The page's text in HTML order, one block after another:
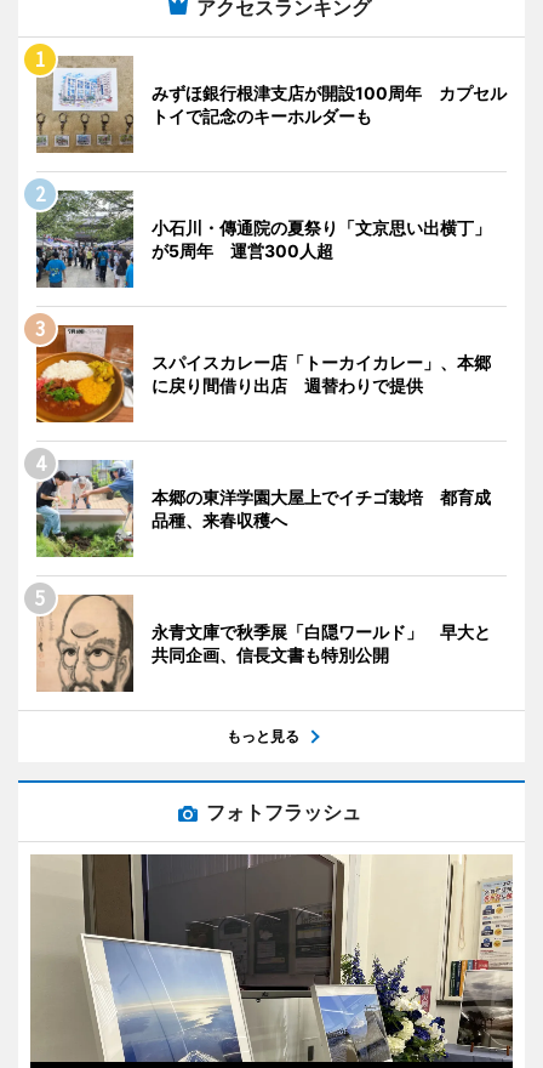
アクセスランキング
みずほ銀行根津支店が開設100周年 カプセル
トイで記念のキーホルダーも
小石川・傳通院の夏祭り「文京思い出横丁」
が5周年 運営300人超
スパイスカレー店「トーカイカレー」、本郷
に戻り間借り出店 週替わりで提供
本郷の東洋学園大屋上でイチゴ栽培 都育成
品種、来春収穫へ
永青文庫で秋季展「白隠ワールド」 早大と
共同企画、信長文書も特別公開
もっと見る
フォトフラッシュ